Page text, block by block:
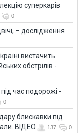
суперкарів
0
– дослідження
вистачить
обстрілів -
час подорожі -
0
блискавки під
ВІДЕО
137 0